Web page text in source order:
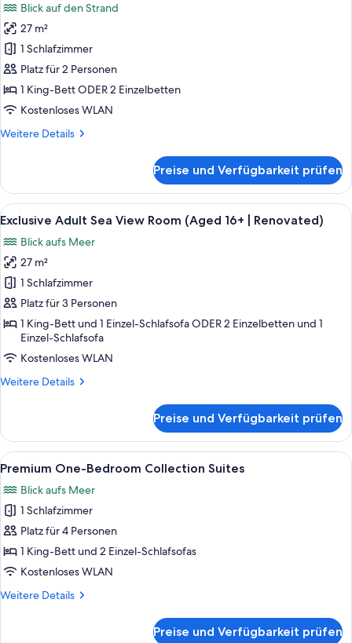
16+
Renovated)
Exclusive
Adult
Sea-
Front
View
Room
16+
anzeigen
Blick auf den Strand
27 m²
1 Schlafzimmer
Platz für 2 Personen
1 King-Bett ODER 2 Einzelbetten
Kostenloses WLAN
Weitere Details
Weitere
Adult
Sea-
Front
Room
(Aged
16+
Renovated)
Preise und Verfügbarkeit prüfen
Alle
Fotos
für
Exclusive
Adult
Sea
View
Room
(Aged
16+
anzeigen
Exclusive Adult Sea View Room
10
Exclusive Adult Sea View Room (Aged 16+ | Renovated)
Blick aufs Meer
27 m²
1 Schlafzimmer
Platz für 3 Personen
1 King-Bett und 1 Einzel-Schlafsofa ODER 2 Einzelbetten und 1
Einzel-Schlafsofa
Kostenloses WLAN
Weitere Details
Weitere
Adult
Sea
View
(Aged
16+
Renovated)
Preise und Verfügbarkeit prüfen
Alle
Fotos
für
Premium
One-
Bedroom
Collection
anzeigen
Ein Schlafzimmer mit Bett,
5
Premium One-Bedroom Collection Suites
Blick aufs Meer
1 Schlafzimmer
Platz für 4 Personen
1 King-Bett und 2 Einzel-Schlafsofas
Kostenloses WLAN
Weitere Details
Weitere
Preise und Verfügbarkeit prüfen